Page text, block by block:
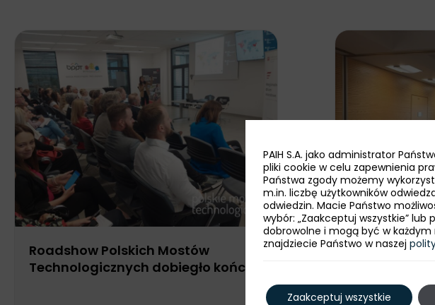
Roadshow Polskich Mostów
Technologicznych dobiegło końca
Za nami
PAIH S.A. jako administrator
pliki cookie w celu zapewnienia
Państwa zgody możemy
m.in. liczbę użytkowników
odwiedzin. Macie Państwo
wybór: „Zaakceptuj wszystkie” lub
dobrowolne i mogą być w
znajdziecie Państwo w naszej
Zaakceptuj wszystkie